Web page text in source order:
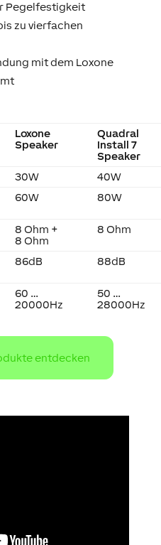
Pegelfestigkeit
zu vierfachen
mit dem Loxone
Loxone
Speaker
Quadral
Install 7
Speaker
30W
40W
60W 80W
8 Ohm +
8 Ohm
8 Ohm
86dB 88dB
60 …
20000Hz
50 …
28000Hz
entdecken